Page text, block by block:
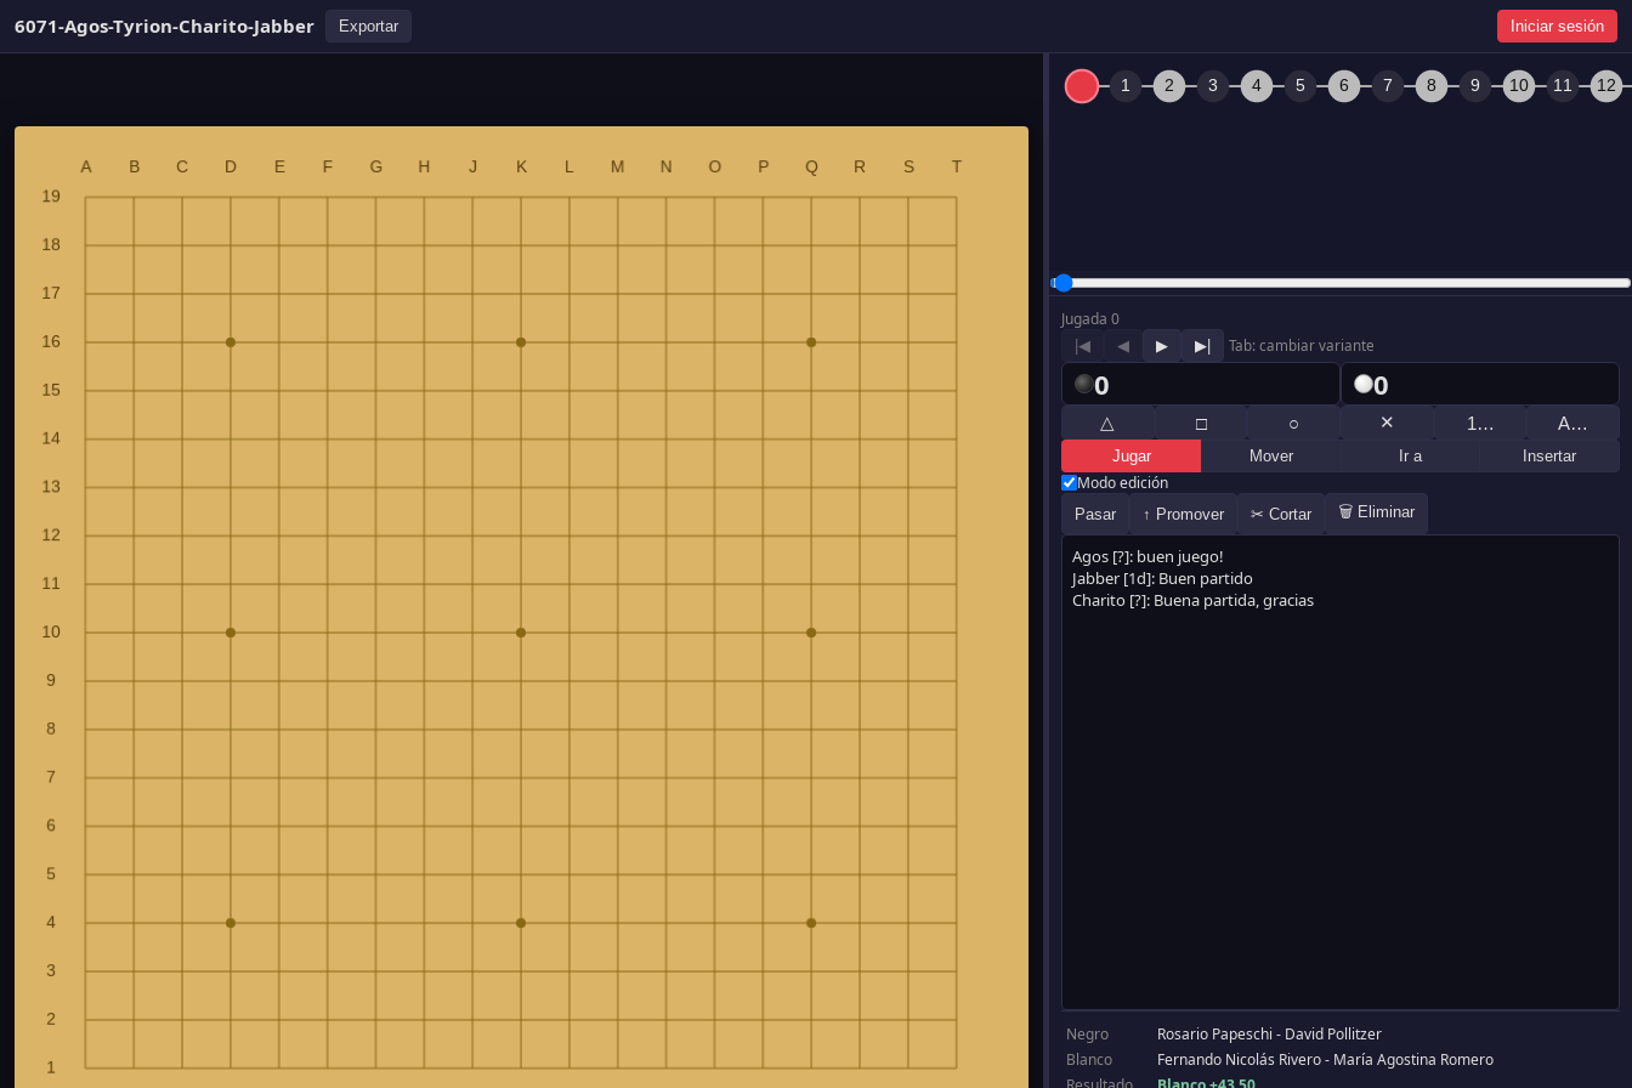
6071-Agos-Tyrion-Charito-Jabber Exportar Iniciar sesión
Jugada 0
|◀ ◀ ▶ ▶| Tab: cambiar variante
0 0
△ □ ○ ✕ 1… A…
Jugar Mover Ir a Insertar
Modo edición
Pasar ↑ Promover ✂ Cortar 🗑 Eliminar
Negro
Rosario Papeschi - David Pollitzer
Blanco
Fernando Nicolás Rivero - María Agostina Romero